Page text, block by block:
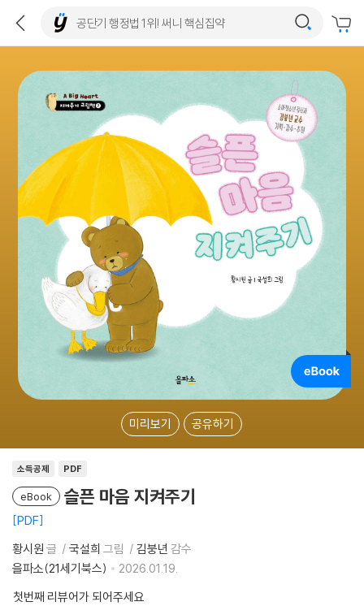
미리보기 공유하기
소득공제 PDF
eBook 슬픈 마음 지켜주기
PDF
황시원 글 국설희 그림 김붕년 감수
을파소(21세기북스)
2026.01.19.
첫번째 리뷰어가 되어주세요